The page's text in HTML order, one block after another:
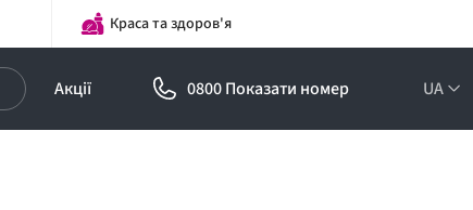
Краса та здоров'я
Акції 0800 Показати номер UA